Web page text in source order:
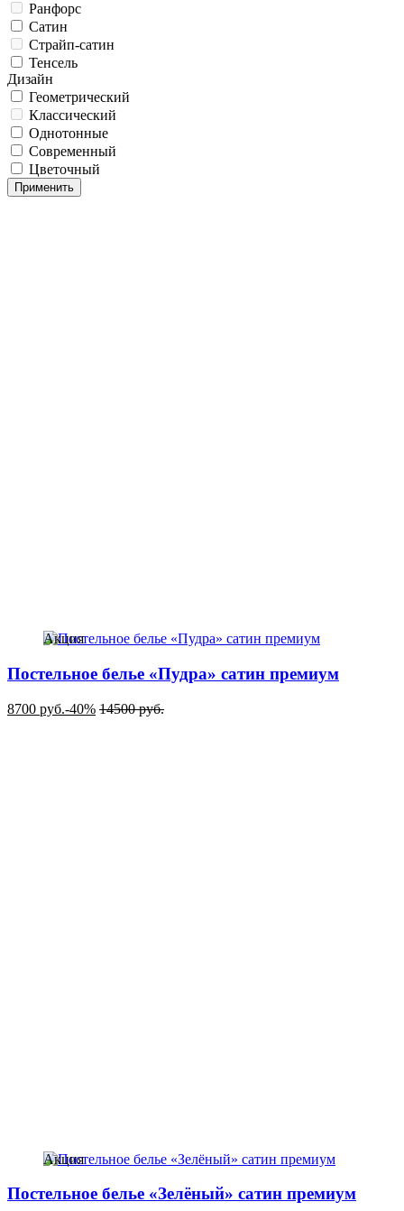
Ранфорс
Сатин
Страйп-сатин
Тенсель
Дизайн
Геометрический
Классический
Однотонные
Современный
Цветочный
Применить
Акция
Постельное белье «Пудра» сатин премиум
8700 руб.-40% 14500руб.
Акция
Постельное белье «Зелёный» сатин премиум